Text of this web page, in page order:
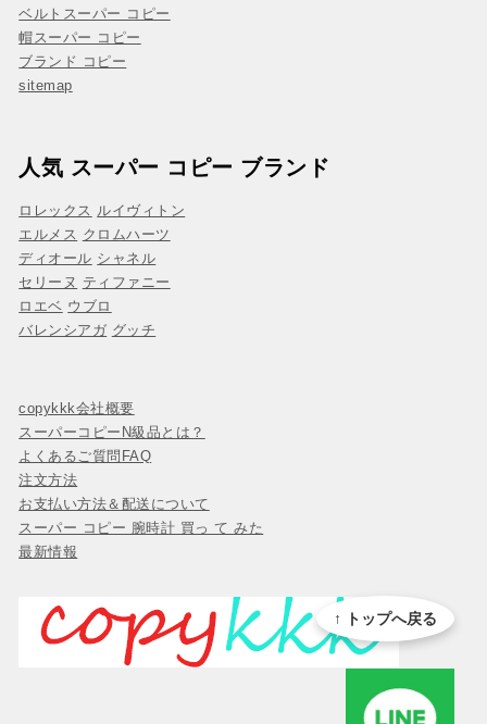
ベルトスーパー コピー
帽スーパー コピー
ブランド コピー
sitemap
人気 スーパー コピー ブランド
ロレックス ルイヴィトン
エルメス クロムハーツ
ディオール シャネル
セリーヌ ティファニー
ロエベ ウブロ
バレンシアガ グッチ
copykkk会社概要
スーパーコピーN級品とは？
よくあるご質問FAQ
注文方法
お支払い方法＆配送について
スーパー コピー 腕時計 買っ て みた
最新情報
↑ トップへ戻る